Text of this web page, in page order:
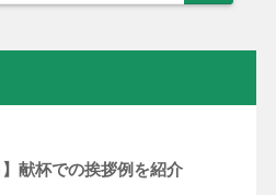
】献杯での挨拶例を紹介